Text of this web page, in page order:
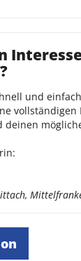
und
vollständigen
deinen